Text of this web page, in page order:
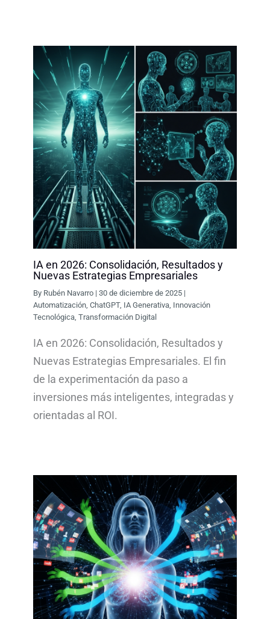
IA en 2026: Consolidación, Resultados y
Nuevas Estrategias Empresariales
By Rubén Navarro |30 de diciembre de 2025 |
Automatización ,ChatGPT, IA Generativa Innovación
Tecnológica ,Transformación Digital
IA en 2026: Consolidación, Resultados y
Nuevas Estrategias Empresariales. El fin
de la experimentación da paso a
inversiones más inteligentes, integradas y
orientadas al ROI.